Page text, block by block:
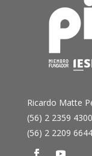
Ricardo Matte
(56) 2 2359
(56) 2 2209 6644